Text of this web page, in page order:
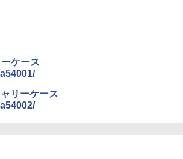
A26 地球の歩き方 チェコ ポーランド スロヴ
ァキア 2026～2027 地球の歩き方A ヨーロッ
パ
￥2,277
￥5,999
[キャンパーズコレクション 山善] 傘みたいに
026リニューアル 急速冷凍 空間倍増 衛生的
コンパクト 保冷力長持ち
￥2,980
ケース
リーケース